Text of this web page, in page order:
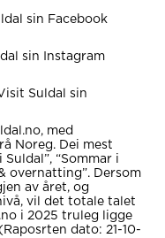
sin Facebook
sin Instagram
Suldal sin
med
Noreg. Dei mest
“Sommar i
overnatting”. Dersom
av året, og
vil det totale talet
i 2025 truleg ligge
dato: 21-10-